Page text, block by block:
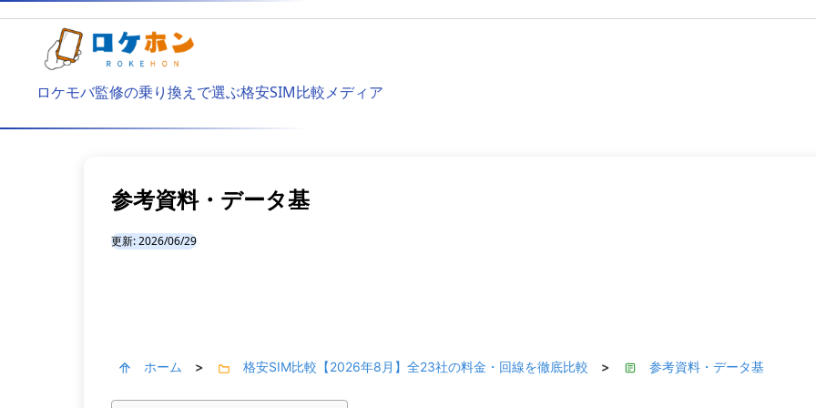
ロケモバ監修の乗り換えで選ぶ格安SIM比較メディア
参考資料・データ基
更新:2026/06/29
ホーム > 格安SIM比較【2026年8月】全23社の料金・回線を徹底比較 > 参考資料・データ基